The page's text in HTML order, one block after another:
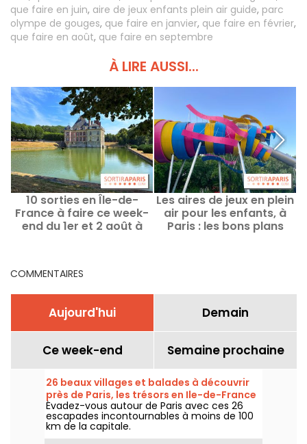
que faire en juin, aire de jeux enfants plein air guide, parc
olympe de gouges, que faire en janvier, que faire en février,
que faire en août, que faire en septembre
À LIRE AUSSI...
10 sorties en Île-de-
France à faire ce week-
end du 1er et 2 août à
Les aires de jeux en plein
air pour les enfants, à
Paris : les bons plans
COMMENTAIRES
Aujourd'hui Demain
Ce week-end Semaine prochaine
26 beaux villages et balades à découvrir
près de Paris, les trésors en Ile-de-France
Évadez-vous autour de Paris avec ces 26
escapades incontournables à moins de 100
km de la capitale.